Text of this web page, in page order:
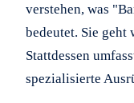
verstehen, was
bedeutet. Sie geht
Stattdessen
spezialisierte